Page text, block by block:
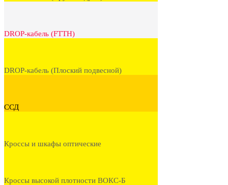
DROP-кабель (FTTH)
DROP-кабель (Плоский подвесной)
ССД
Кроссы и шкафы оптические
Кроссы высокой плотности ВОКС-Б